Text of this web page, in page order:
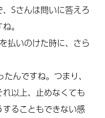
Sさんは問いに答えろ
。
払いのけた時に、さら
んですね。つまり、
以上、止めなくても
ることもできない感